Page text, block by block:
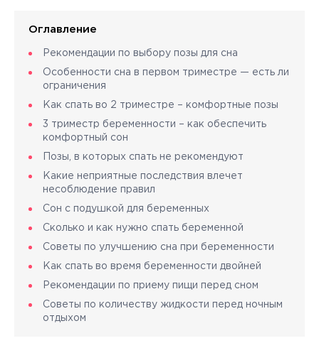
Оглавление
Рекомендации по выбору позы для сна
Особенности сна в первом триместре — есть ли
ограничения
Как спать во 2 триместре – комфортные позы
3 триместр беременности – как обеспечить
комфортный сон
Позы, в которых спать не рекомендуют
Какие неприятные последствия влечет
несоблюдение правил
Сон с подушкой для беременных
Сколько и как нужно спать беременной
Советы по улучшению сна при беременности
Как спать во время беременности двойней
Рекомендации по приему пищи перед сном
Советы по количеству жидкости перед ночным
отдыхом